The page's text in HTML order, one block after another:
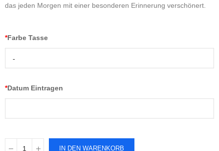
das jeden Morgen mit einer besonderen Erinnerung verschönert.
*Farbe Tasse
-
*Datum Eintragen
IN DEN WARENKORB